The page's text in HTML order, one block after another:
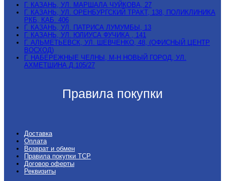
Г. КАЗАНЬ, УЛ. МАРШАЛА ЧУЙКОВА, 27
Г. КАЗАНЬ, УЛ. ОРЕНБУРГСКИЙ ТРАКТ, 138, ПОЛИКЛИНИКА
РКБ, КАБ. 406
Г. КАЗАНЬ, УЛ. ПАТРИСА ЛУМУМБЫ, 13
Г. КАЗАНЬ, УЛ. ЮЛИУСА ФУЧИКА , 141
Г. АЛЬМЕТЬЕВСК, УЛ. ШЕВЧЕНКО, 48, (ОФИСНЫЙ ЦЕНТР
ВОСХОД)
Г. НАБЕРЕЖНЫЕ ЧЕЛНЫ, М-Н НОВЫЙ ГОРОД, УЛ.
АХМЕТШИНА Д.105/27
Правила покупки
Доставка
Оплата
Возврат и обмен
Правила покупки ТСР
Договор оферты
Реквизиты